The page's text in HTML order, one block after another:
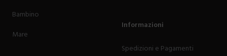
Bambino
Mare
Informazioni
Spedizioni e Pagamenti